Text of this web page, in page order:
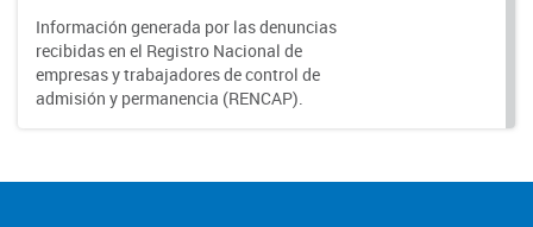
Información generada por las denuncias
recibidas en el Registro Nacional de
empresas y trabajadores de control de
admisión y permanencia (RENCAP).